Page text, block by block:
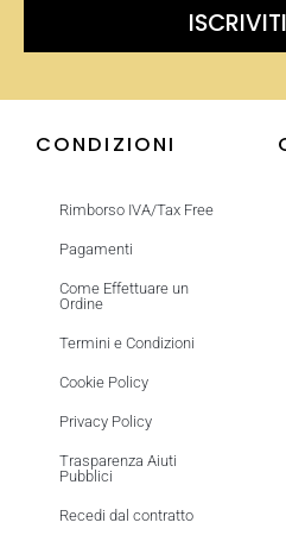
CONDIZIONI
Rimborso IVA/Tax Free
Pagamenti
Come Effettuare un
Ordine
Termini e Condizioni
Cookie Policy
Privacy Policy
Trasparenza Aiuti
Pubblici
Recedi dal contratto